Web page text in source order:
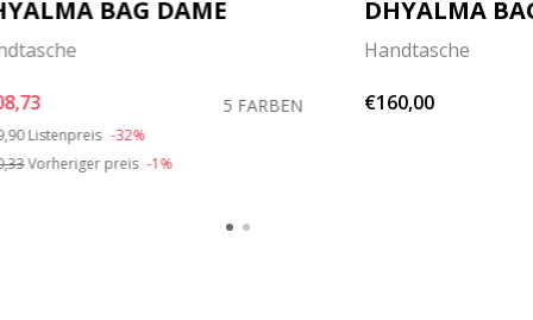
BAG DAME
5 FARBEN
reduced from
to
Listenpreis -32%
Vorheriger preis -1%
DHYALMA
Handtasche
€160,00